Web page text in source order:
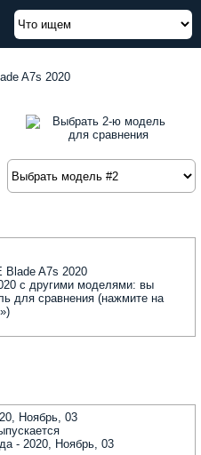
A7s 2020
Blade A7s 2020
с другими моделями: вы
для сравнения (нажмите на
Ноябрь, 03
- 2020, Ноябрь, 03